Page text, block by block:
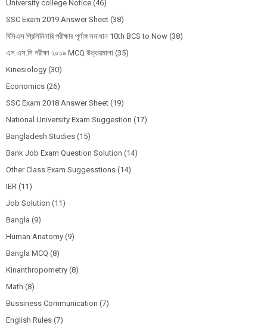
University college Notice (46)
SSC Exam 2019 Answer Sheet (38)
বিসিএস প্রিলিমিনারি পরীক্ষার পূর্ণাঙ্গ সমাধান 10th BCS to Now (38)
এস.এস.সি পরীক্ষা ২০১৯ MCQ উত্তরমালা (35)
Kinesiology (30)
Economics (26)
SSC Exam 2018 Answer Sheet (19)
National University Exam Suggestion (17)
Bangladesh Studies (15)
Bank Job Exam Question Solution (14)
Other Class Exam Suggesstions (14)
IER (11)
Job Solution (11)
Bangla (9)
Human Anatomy (9)
Bangla MCQ (8)
Kinanthropometry (8)
Math (8)
Bussiness Communication (7)
English Rules (7)